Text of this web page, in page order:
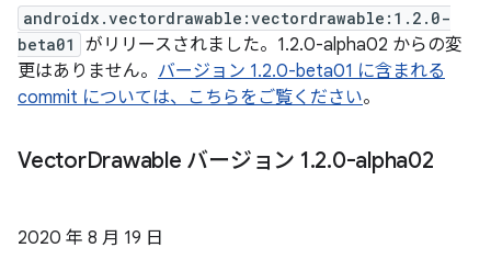
androidx.vectordrawable:vectordrawable:1.2.0-
beta01
がリリースされました。1.2.0-alpha02 からの変
更はありません。 バージョン 1.2.0-beta01 に含まれる
commit については、こちらをご覧ください。
VectorDrawable バージョン 1.2.0-alpha02
2020 年 8 月 19 日